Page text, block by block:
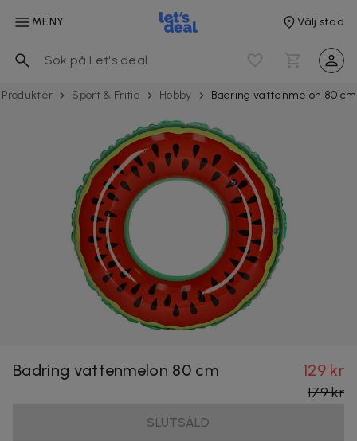
MENY Välj stad
Produkter Sport & Fritid Hobby Badring vattenmelon 80 cm
Badring vattenmelon 80 cm 129 kr
179 kr
SLUTSÅLD